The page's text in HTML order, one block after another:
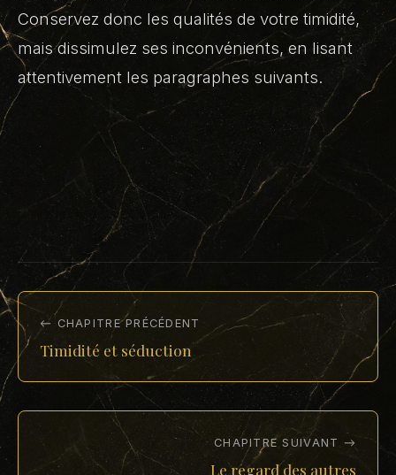
Conservez donc les qualités de votre timidité,
mais dissimulez ses inconvénients, en lisant
attentivement les paragraphes suivants.
← CHAPITRE PRÉCÉDENT
Timidité et séduction
CHAPITRE SUIVANT →
Le regard des autres